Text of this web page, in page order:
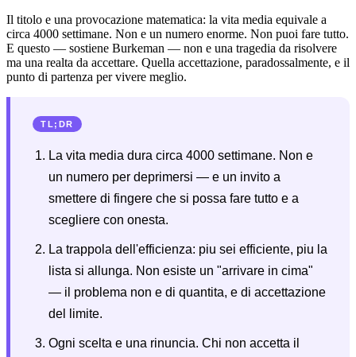
Il titolo e una provocazione matematica: la vita media equivale a
circa 4000 settimane. Non e un numero enorme. Non puoi fare tutto.
E questo — sostiene Burkeman — non e una tragedia da risolvere
ma una realta da accettare. Quella accettazione, paradossalmente, e il
punto di partenza per vivere meglio.
TL;DR
La vita media dura circa 4000 settimane. Non e
un numero per deprimersi — e un invito a
smettere di fingere che si possa fare tutto e a
scegliere con onesta.
La trappola dell'efficienza: piu sei efficiente, piu la
lista si allunga. Non esiste un "arrivare in cima"
— il problema non e di quantita, e di accettazione
del limite.
Ogni scelta e una rinuncia. Chi non accetta il